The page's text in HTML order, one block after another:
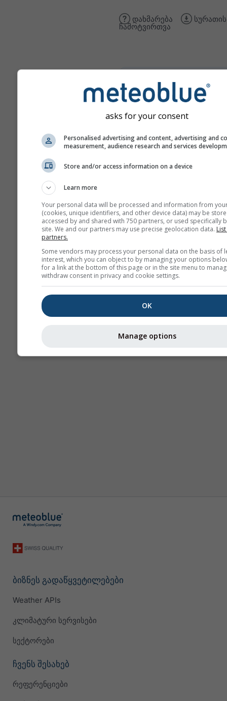
დახმარება სურათის
ჩამოტვირთვა
climate+
შეისწავლეთ ჩვენი
Try it for Basel
ბიზნეს გადაწყვეტილებები
Weather APIs
კლიმატური სერვისები
სექტორები
ჩვენს შესახებ
რეფერენციები
asks for your consent
Personalised advertising and content, advertising and
measurement, audience research and services
Store and/or access information on a device
Learn more
Your personal data will be processed and information from
(cookies, unique identifiers, and other device data) may be
accessed by and shared with 750 partners, or used specifically
site. We and our partners may use precise geolocation data.
partners.
Some vendors may process your personal data on the basis of
interest, which you can object to by managing your options
for a link at the bottom of this page or in the site menu to
withdraw consent in privacy and cookie settings.
OK
Manage options